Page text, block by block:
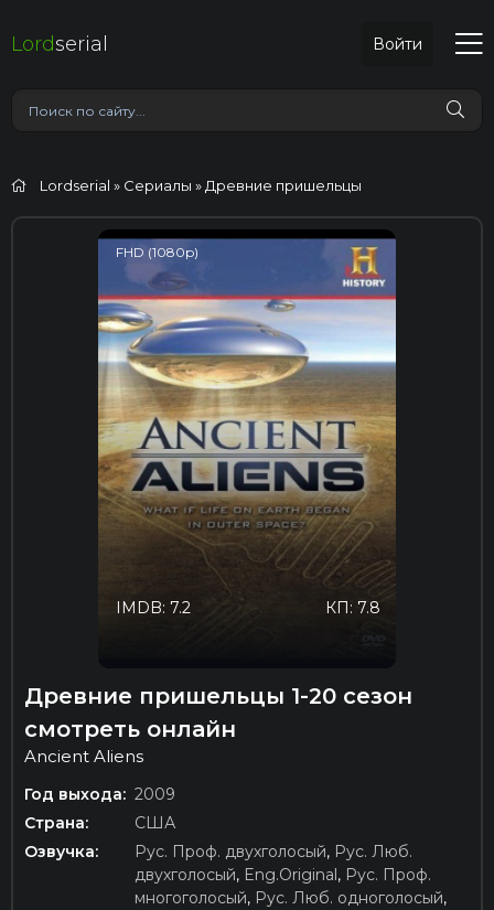
Lordserial Войти
Lordserial » Сериалы » Древние пришельцы
FHD (1080p)
КП: 7.8
IMDB: 7.2
Древние пришельцы 1-20 сезон
смотреть онлайн
Ancient Aliens
Год выхода: 2009
Страна:
США
Озвучка:
Рус. Проф. двухголосый, Рус. Люб.
двухголосый, Eng.Original , Рус. Проф.
многоголосый, Рус. Люб. одноголосый,